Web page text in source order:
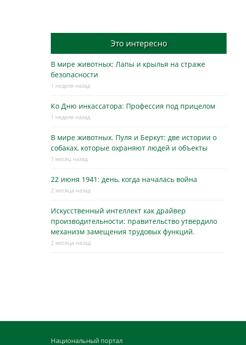
Это интересно
В мире животных: Лапы и крылья на страже
безопасности
1 неделя назад
Ко Дню инкассатора: Профессия под прицелом
1 неделя назад
В мире животных. Пуля и Беркут: две истории о
собаках, которые охраняют людей и объекты
1 месяц назад
22 июня 1941: день, когда началась война
2 месяца назад
Искусственный интеллект как драйвер
производительности: правительство утвердило
механизм замещения трудовых функций.
2 месяца назад
Национальный портал